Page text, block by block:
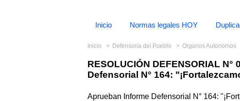
Inicio Normas legales HOY
Inicio Defensoria del Pueblo Organos Autonomos
RESOLUCIÓN DEFENSORIAL
Defensorial N° 164:
Aprueban Informe Defensorial N° 164: